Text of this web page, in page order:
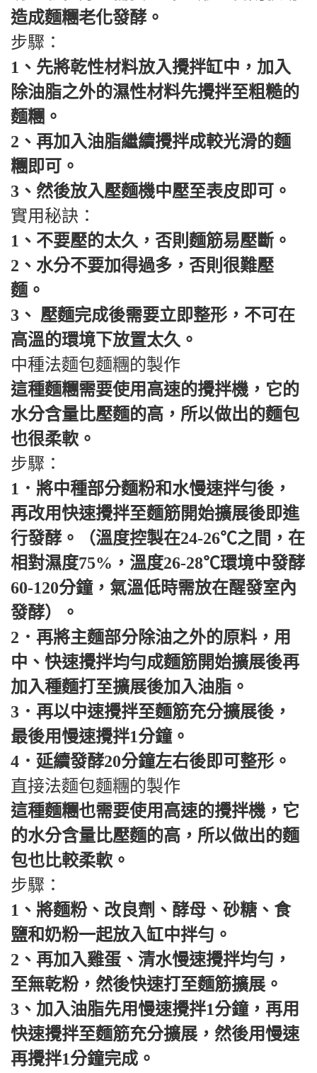
造成麵糰老化發酵。
步驟：
1、先將乾性材料放入攪拌缸中，加入
除油脂之外的濕性材料先攪拌至粗糙的
麵糰。
2、再加入油脂繼續攪拌成較光滑的麵
糰即可。
3、然後放入壓麵機中壓至表皮即可。
實用秘訣：
1、不要壓的太久，否則麵筋易壓斷。
2、水分不要加得過多，否則很難壓
麵。
3、 壓麵完成後需要立即整形，不可在
高溫的環境下放置太久。
中種法麵包麵糰的製作
這種麵糰需要使用高速的攪拌機，它的
水分含量比壓麵的高，所以做出的麵包
也很柔軟。
步驟：
1．將中種部分麵粉和水慢速拌勻後，
再改用快速攪拌至麵筋開始擴展後即進
行發酵。（溫度控製在24-26℃之間，在
相對濕度75%，溫度26-28℃環境中發酵
60-120分鐘，氣溫低時需放在醒發室內
發酵）。
2．再將主麵部分除油之外的原料，用
中、快速攪拌均勻成麵筋開始擴展後再
加入種麵打至擴展後加入油脂。
3．再以中速攪拌至麵筋充分擴展後，
最後用慢速攪拌1分鐘。
4．延續發酵20分鐘左右後即可整形。
直接法麵包麵糰的製作
這種麵糰也需要使用高速的攪拌機，它
的水分含量比壓麵的高，所以做出的麵
包也比較柔軟。
步驟：
1、將麵粉、改良劑、酵母、砂糖、食
鹽和奶粉一起放入缸中拌勻。
2、再加入雞蛋、清水慢速攪拌均勻，
至無乾粉，然後快速打至麵筋擴展。
3、加入油脂先用慢速攪拌1分鐘，再用
快速攪拌至麵筋充分擴展，然後用慢速
再攪拌1分鐘完成。